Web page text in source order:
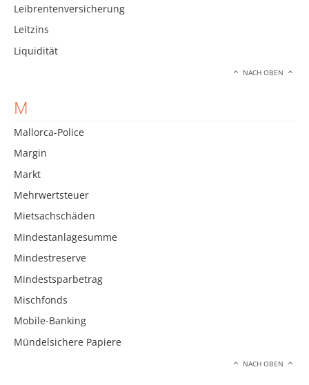
Leibrentenversicherung
Leitzins
Liquidität
NACH OBEN
M
Mallorca-Police
Margin
Markt
Mehrwertsteuer
Mietsachschäden
Mindestanlagesumme
Mindestreserve
Mindestsparbetrag
Mischfonds
Mobile-Banking
Mündelsichere Papiere
NACH OBEN